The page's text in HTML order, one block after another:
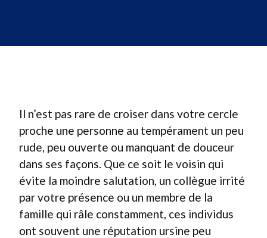
Il n’est pas rare de croiser dans votre cercle
proche une personne au tempérament un peu
rude, peu ouverte ou manquant de douceur
dans ses façons. Que ce soit le voisin qui
évite la moindre salutation, un collègue irrité
par votre présence ou un membre de la
famille qui râle constamment, ces individus
ont souvent une réputation ursine peu